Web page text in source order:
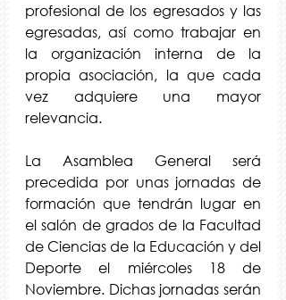
profesional de los egresados y las
egresadas, así como trabajar en
la organización interna de la
propia asociación, la que cada
vez adquiere una mayor
relevancia.
La Asamblea General será
precedida por unas jornadas de
formación que tendrán lugar en
el salón de grados de la Facultad
de Ciencias de la Educación y del
Deporte el miércoles 18 de
Noviembre. Dichas jornadas serán